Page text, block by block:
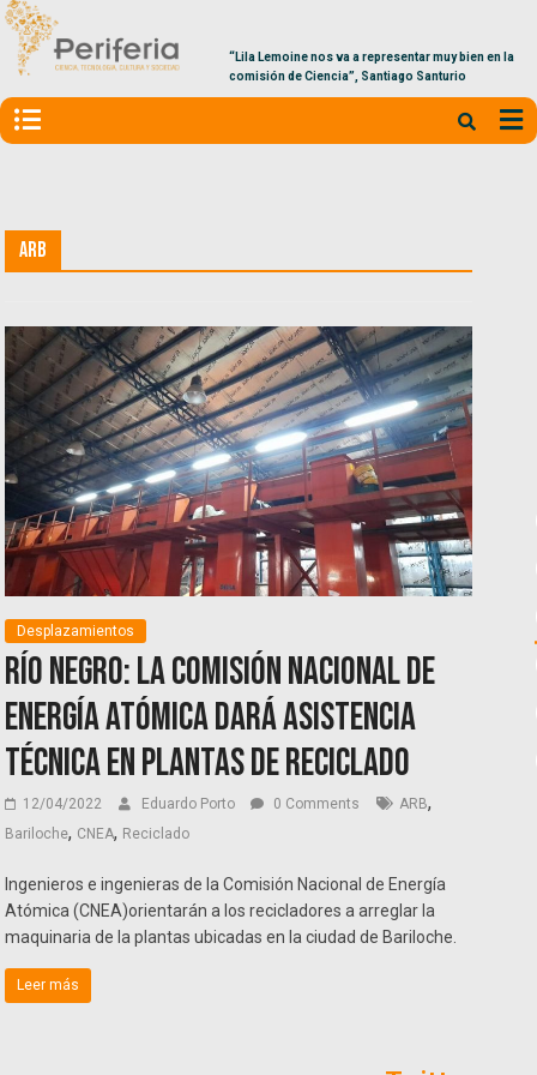
“Lila Lemoine nos va a representar muy bien en la
comisión de Ciencia”, Santiago Santurio
ARB
Desplazamientos
Río Negro: La Comisión Nacional de
Energía Atómica dará asistencia
técnica en plantas de reciclado
12/04/2022 Eduardo Porto 0 Comments ARB,
Bariloche, CNEA, Reciclado
Ingenieros e ingenieras de la Comisión Nacional de Energía
Atómica (CNEA)orientarán a los recicladores a arreglar la
maquinaria de la plantas ubicadas en la ciudad de Bariloche.
Leer más